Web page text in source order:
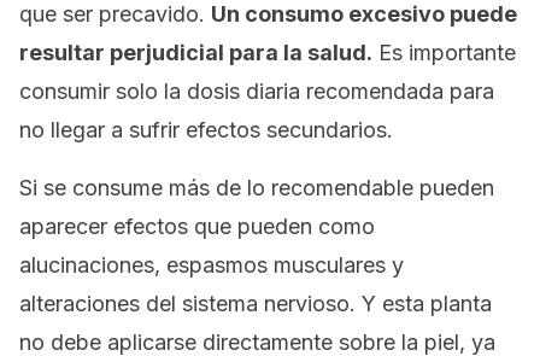
que ser precavido. Un consumo excesivo puede
resultar perjudicial para la salud. Es importante
consumir solo la dosis diaria recomendada para
no llegar a sufrir efectos secundarios.
Si se consume más de lo recomendable pueden
aparecer efectos que pueden como
alucinaciones, espasmos musculares y
alteraciones del sistema nervioso. Y esta planta
no debe aplicarse directamente sobre la piel, ya